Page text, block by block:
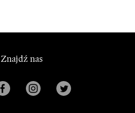
Znajdź nas